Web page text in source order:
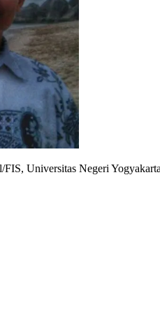
Universitas Negeri